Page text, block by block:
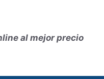
al mejor precio